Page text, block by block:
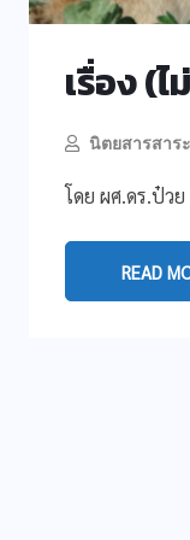
เรื่อง (
นิตยสารสาร
โดย ผศ.ดร.ป๋ว
READ